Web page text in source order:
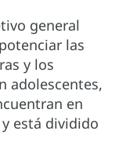
general
las
y los
adolescentes,
en
está dividido